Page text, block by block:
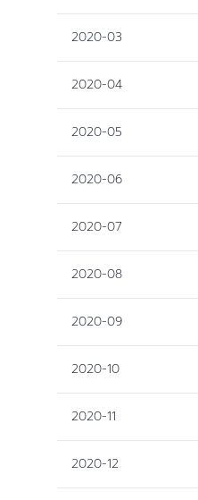
2020-03
2020-04
2020-05
2020-06
2020-07
2020-08
2020-09
2020-10
2020-11
2020-12